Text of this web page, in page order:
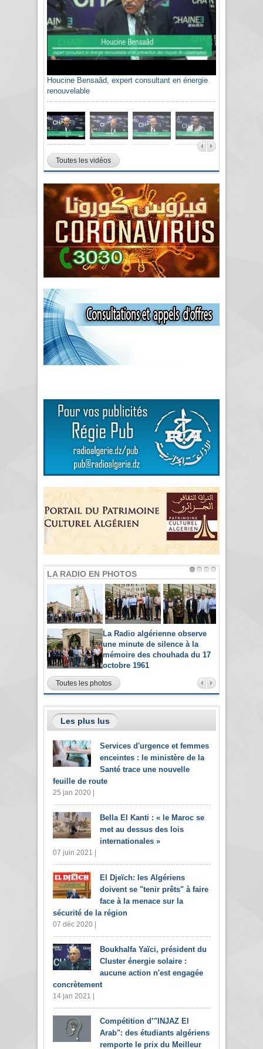
Houcine Bensaâd, expert consultant en énergie
renouvelable
Sami Agli, président de la Confédération
algérienne du patronat citoyen CAPC
Toutes les vidéos
LA RADIO EN PHOTOS
La Radio algérienne observe
une minute de silence à la
mémoire des chouhada du 17
octobre 1961
Toutes les photos
Les plus lus
Services d'urgence et femmes
enceintes : le ministère de la
Santé trace une nouvelle
feuille de route
25 jan 2020 |
Bella El Kanti : « le Maroc se
met au dessus des lois
internationales »
07 juin 2021 |
El Djeïch: les Algériens
doivent se "tenir prêts" à faire
face à la menace sur la
sécurité de la région
07 déc 2020 |
Boukhalfa Yaïci, président du
Cluster énergie solaire :
aucune action n'est engagée
concrètement
14 jan 2021 |
Compétition d’"INJAZ El
Arab": des étudiants algériens
remporte le prix du Meilleur